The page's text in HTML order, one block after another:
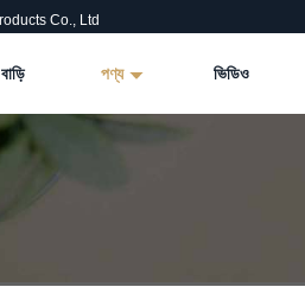
Co., Ltd
বাড়ি পণ্য ভিডিও